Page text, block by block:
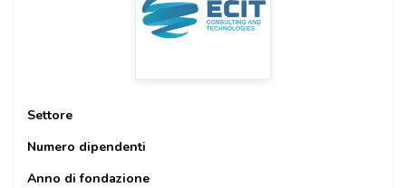
Settore
Numero dipendenti
Anno di fondazione